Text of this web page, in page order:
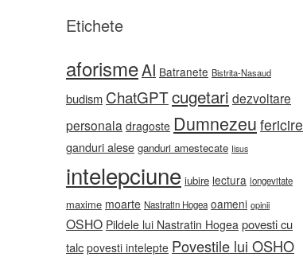
Etichete
aforismeAI Batranete Bistrita-Nasaud
budism ChatGPTcugetari dezvoltare
personala dragoste Dumnezeu fericire
ganduri alese ganduri amestecate Iisus
intelepciune iubire lectura longevitate
maxime moarte Nastratin Hogea oameni opinii
OSHO Pildele lui Nastratin Hogea povesti cu
talc povesti intelepte Povestile lui OSHO